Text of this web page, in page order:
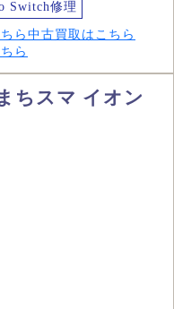
Switch修理
ら 中古買取はこちら
ら
ちスマ イオン